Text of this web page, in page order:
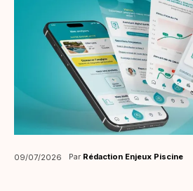
09/07/2026 Par Rédaction Enjeux Piscine